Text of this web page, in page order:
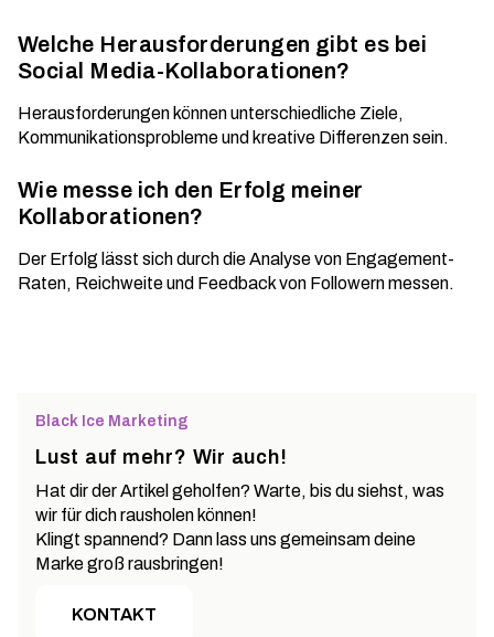
Welche Herausforderungen gibt es bei
Social Media-Kollaborationen?
Herausforderungen können unterschiedliche Ziele,
Kommunikationsprobleme und kreative Differenzen sein.
Wie messe ich den Erfolg meiner
Kollaborationen?
Der Erfolg lässt sich durch die Analyse von Engagement-
Raten, Reichweite und Feedback von Followern messen.
Black Ice Marketing
Lust auf mehr? Wir auch!
Hat dir der Artikel geholfen? Warte, bis du siehst, was
wir für dich rausholen können!
Klingt spannend? Dann lass uns gemeinsam deine
Marke groß rausbringen!
KONTAKT